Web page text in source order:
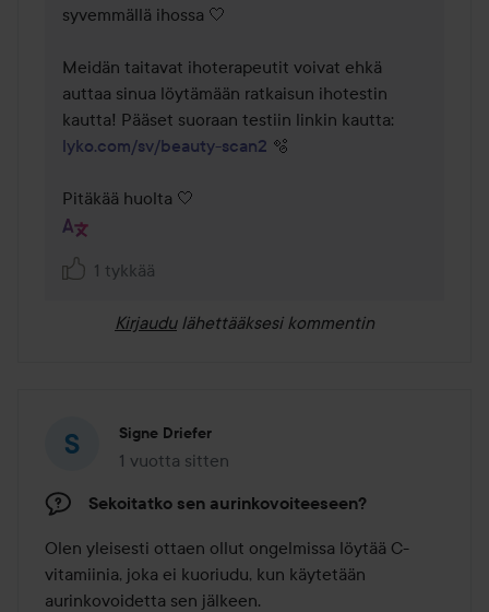
syvemmällä ihossa 🤍
Meidän taitavat ihoterapeutit voivat ehkä
auttaa sinua löytämään ratkaisun ihotestin
lyko.com/sv/beauty-scan2 🫧
Pitäkää huolta 🤍
1 tykkää
Kirjaudu lähettääksesi kommentin
Signe Driefer
1 vuotta sitten
Viesti luotiin 1 vuotta sitten
Sekoitatko sen aurinkovoiteeseen?
Olen yleisesti ottaen ollut ongelmissa löytää C-
vitamiinia, joka ei kuoriudu, kun käytetään
aurinkovoidetta sen jälkeen.